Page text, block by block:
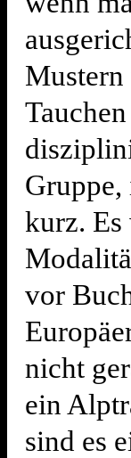
kurz. Es
vor
nicht
ein
sind es